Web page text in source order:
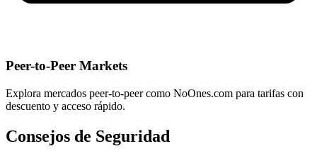
Peer-to-Peer Markets
Explora mercados peer-to-peer como NoOnes.com para tarifas con
descuento y acceso rápido.
Consejos de Seguridad